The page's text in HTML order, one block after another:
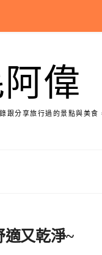
偉
分享旅行過的景點與美食
適又乾淨~